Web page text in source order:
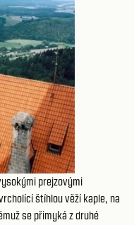
prejzovými
štíhlou věží kaple, na
se přimyká z druhé